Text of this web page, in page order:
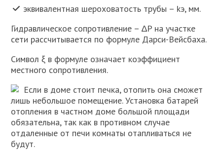
эквивалентная шероховатость трубы – kэ, мм.
Гидравлическое сопротивление – ∆P на участке
сети рассчитывается по формуле Дарси-Вейсбаха.
Символ ξ в формуле означает коэффициент
местного сопротивления.
Если в доме стоит печка, отопить она сможет
лишь небольшое помещение. Установка батарей
отопления в частном доме большой площади
обязательна, так как в противном случае
отдаленные от печи комнаты отапливаться не
будут.